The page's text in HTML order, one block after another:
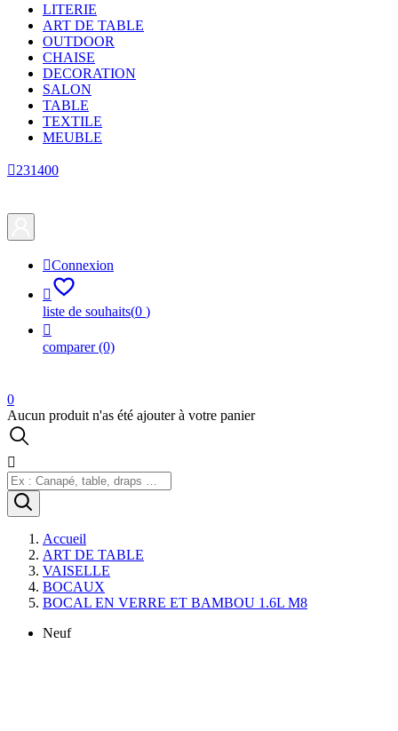
LITERIE
ART DE TABLE
OUTDOOR
CHAISE
DECORATION
SALON
TABLE
TEXTILE
MEUBLE
231400
Connexion

liste de souhaits(0 )

comparer(0)
0
Aucun produit n'as été ajouter à votre panier

Accueil
ART DE TABLE
VAISELLE
BOCAUX
BOCAL EN VERRE ET BAMBOU 1.6L M8
Neuf